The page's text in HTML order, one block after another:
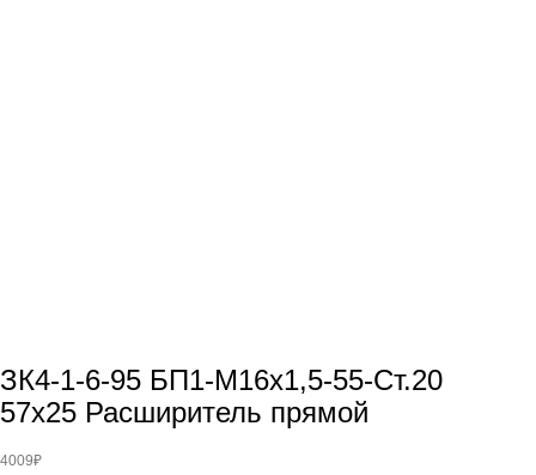
ЗК4-1-6-95 БП1-М16х1,5-55-Ст.20
57х25 Расширитель прямой
4009₽